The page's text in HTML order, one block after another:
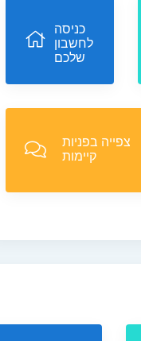
כניסה
לחשבון
שלכם
צפייה בפניות
קיימות